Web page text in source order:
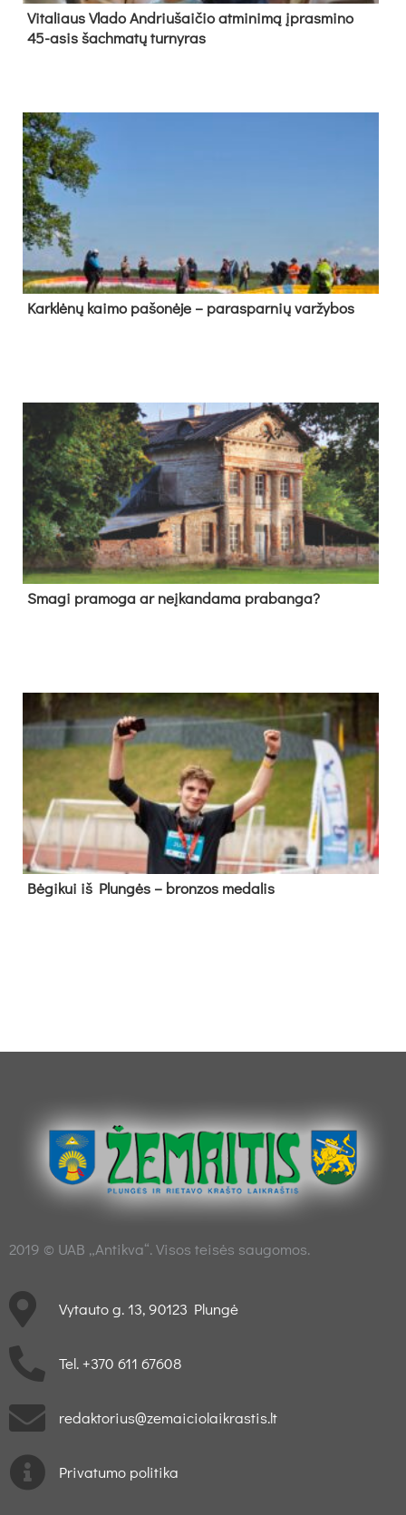
Vi­ta­liaus Vla­do And­riu­šai­čio at­mi­ni­mą įpras­mi­no
45-asis šach­ma­tų tur­ny­ras
Kark­lė­nų kai­mo pa­šo­nė­je – pa­ras­par­nių var­žy­bos
Sma­gi pra­mo­ga ar neį­kan­da­ma pra­ban­ga?
Bė­gi­kui iš Plun­gės – bron­zos me­da­lis
2019 © UAB „Antikva“. Visos teisės saugomos.
Vytauto g. 13, 90123 Plungė
Tel. +370 611 67608
redaktorius@zemaiciolaikrastis.lt
Privatumo politika